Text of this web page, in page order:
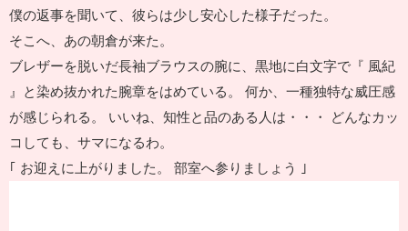
僕の返事を聞いて、彼らは少し安心した様子だった。
そこへ、あの朝倉が来た。
ブレザーを脱いだ長袖ブラウスの腕に、黒地に白文字で『 風紀
』と染め抜かれた腕章をはめている。 何か、一種独特な威圧感
が感じられる。 いいね、知性と品のある人は・・・ どんなカッ
コしても、サマになるわ。
｢ お迎えに上がりました。 部室へ参りましょう ｣